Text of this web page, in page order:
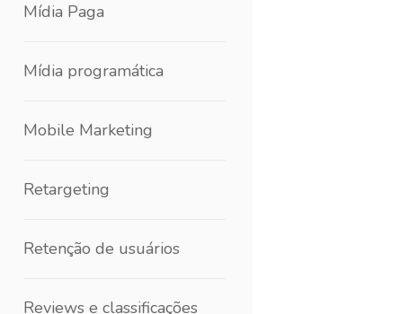
Mídia Paga
Mídia programática
Mobile Marketing
Retargeting
Retenção de usuários
Reviews e classificações